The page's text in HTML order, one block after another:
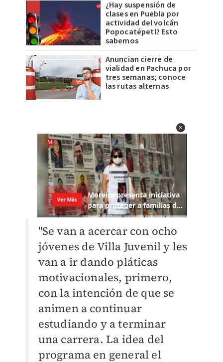
¿Hay suspensión de
clases en Puebla por
actividad del volcán
Popocatépetl? Esto
sabemos
Anuncian cierre de
vialidad en Pachuca por
tres semanas; conoce
las rutas alternas
"Se van a acercar con ocho
jóvenes de Villa Juvenil y les
van a ir dando pláticas
motivacionales, primero,
con la intención de que se
animen a continuar
estudiando y a terminar
una carrera. La idea del
programa en general el